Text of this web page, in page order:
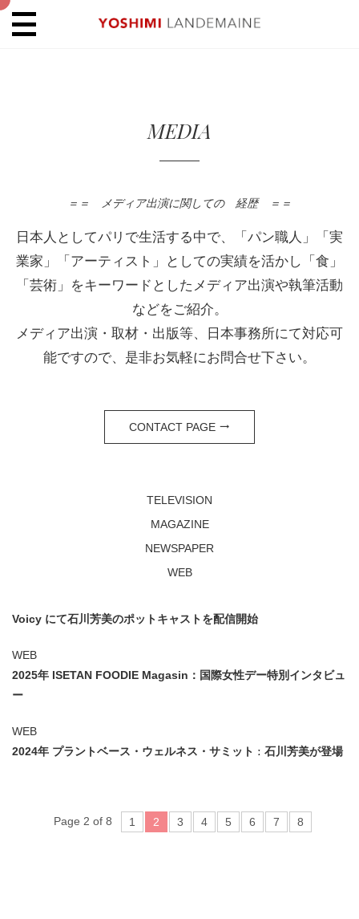
MEDIA
＝＝ メディア出演に関しての 経歴 ＝＝
日本人としてパリで生活する中で、「パン職人」「実
業家」「アーティスト」としての実績を活かし「食」
「芸術」をキーワードとしたメディア出演や執筆活動
などをご紹介。
メディア出演・取材・出版等、日本事務所にて対応可
能ですので、是非お気軽にお問合せ下さい。
CONTACT PAGE
TELEVISION
MAGAZINE
NEWSPAPER
WEB
Voicy にて石川芳美のポットキャストを配信開始
WEB
2025年 ISETAN FOODIE Magasin：国際女性デー特別インタビュ
ー
WEB
2024年 プラントベース・ウェルネス・サミット ː 石川芳美が登場
Page 2 of 8 1 2 3 4 5 6 7 8